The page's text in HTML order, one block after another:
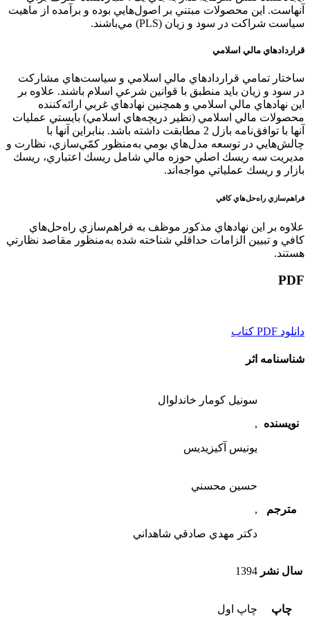
آنهاست. اين محصولات مبتني بر اصول‌هايي بوده و برآمده از ماهيت
سياست شراكت در سود و زيان (PLS) مي‌باشند.
قراردادهاي مالي اسلامي
ساختار تمامي قراردادهاي مالي اسلامي و سياست‌هاي مشاركت
در سود و زيان بايد منطبق با قوانين شرعي اسلام باشند. علاوه بر
اين نهادهاي مالي اسلامي و همچنين نهادهاي غربي ارائه‌كننده
محصولات مالي اسلامي (نظير دريچه‌هاي اسلامي) بايستي عمليات
آنها با توافق‌نامه بازل 2 مطابقت داشته باشد. بنابراين آنها با
چالش‌هايي در توسعه مدل‌هاي بومي به‌منظور كمّي‌سازي، نظارت و
مديريت سه ريسك اصلي حوزه مالي شامل ريسك اعتباري، ريسك
بازار و ريسك عملياتي مواجه‌اند.
فراهم‌سازي راه‌حل‌هاي كافي
علاوه ‌بر اين نهادهاي مذكور موظف به فراهم‌سازي راه‌حل‌هاي
كافي و تبيين الزامات حداقلي شناخته شده به‌منظور مقاصد نظارتي
هستند.
PDF
دانلود PDF كتاب
شناسنامه اثر
نویسنده
سونيل كومار خاندلوال
,
يونيس آكيزيديس
مترجم
حسين محسني
,
دكتر مهدي صادقي شاهداني
سال نشر 1394
چاپ چاپ اول